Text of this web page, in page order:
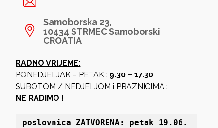
Samoborska 23,
10434 STRMEC Samoborski
CROATIA
RADNO VRIJEME:
PONEDJELJAK – PETAK : 9.30 – 17.30
SUBOTOM / NEDJELJOM i PRAZNICIMA :
NE RADIMO !
poslovnica ZATVORENA: petak 19 .06.